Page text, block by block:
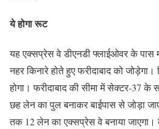
ये होगा रूट
यह एक्सप्रेस वे डीएनडी फ्लाईओवर के पास
नहर किनारे होते हुए फरीदाबाद को
होगा। फरीदाबाद की सीमा में सेक्टर-37 के
छह लेन का पुल बनाकर बाईपास से जोड़ा
तक 12 लेन का एक्सप्रेस वे बनाया